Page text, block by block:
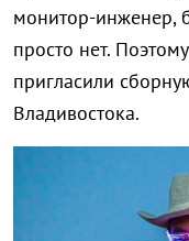
монитор-инженер,
просто нет.
пригласили
Владивостока.